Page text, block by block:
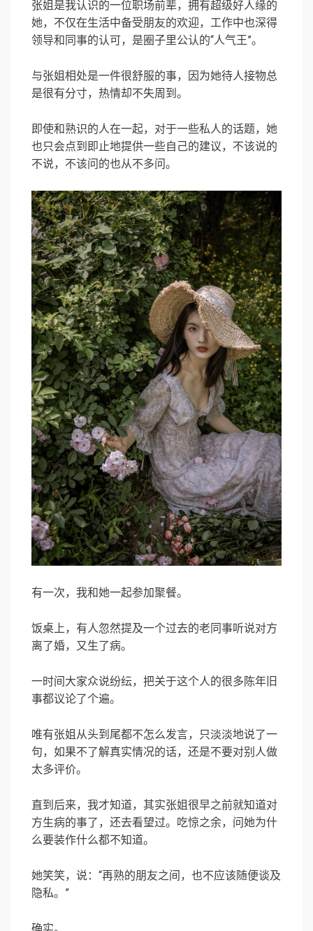
张姐是我认识的一位职场前辈，拥有超级好人缘的
她，不仅在生活中备受朋友的欢迎，工作中也深得
领导和同事的认可，是圈子里公认的“人气王”。
与张姐相处是一件很舒服的事，因为她待人接物总
是很有分寸，热情却不失周到。
即使和熟识的人在一起，对于一些私人的话题，她
也只会点到即止地提供一些自己的建议，不该说的
不说，不该问的也从不多问。
有一次，我和她一起参加聚餐。
饭桌上，有人忽然提及一个过去的老同事听说对方
离了婚，又生了病。
一时间大家众说纷纭，把关于这个人的很多陈年旧
事都议论了个遍。
唯有张姐从头到尾都不怎么发言，只淡淡地说了一
句，如果不了解真实情况的话，还是不要对别人做
太多评价。
直到后来，我才知道，其实张姐很早之前就知道对
方生病的事了，还去看望过。吃惊之余，问她为什
么要装作什么都不知道。
她笑笑，说：“再熟的朋友之间，也不应该随便谈及
隐私。”